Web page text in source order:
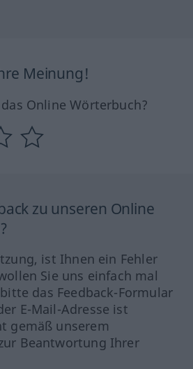
Meinung!
Online Wörterbuch?
zu unseren Online
ist Ihnen ein Fehler
Sie uns einfach mal
das Feedback-Formular
E-Mail-Adresse ist
gemäß unserem
Beantwortung Ihrer